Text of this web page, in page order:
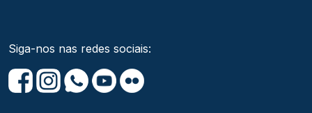
Siga-nos nas redes sociais: